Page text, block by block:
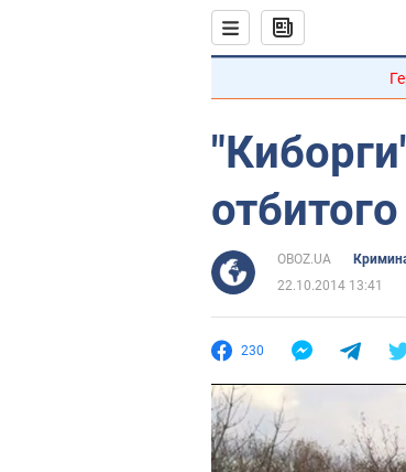
OBOZ.UA
22.10.2014 13:41
230